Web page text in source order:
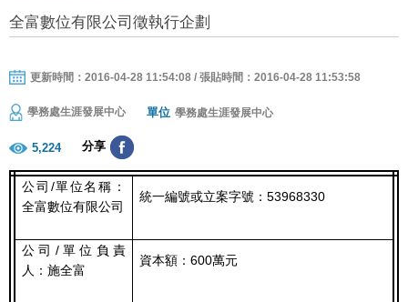
全富數位有限公司徵執行企劃
更新時間：2016-04-28 11:54:08 / 張貼時間：2016-04-28 11:53:58
學務處生涯發展中心 單位 學務處生涯發展中心
5,224 分享
公司/單位名稱：
全富數位有限公司
統一編號或立案字號：53968330
公司/單位負責
人：施全富
資本額：600萬元